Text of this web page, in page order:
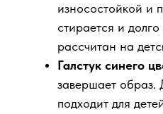
износостойкой и
стирается и
рассчитан на
Галстук синего
завершает образ.
подходит для